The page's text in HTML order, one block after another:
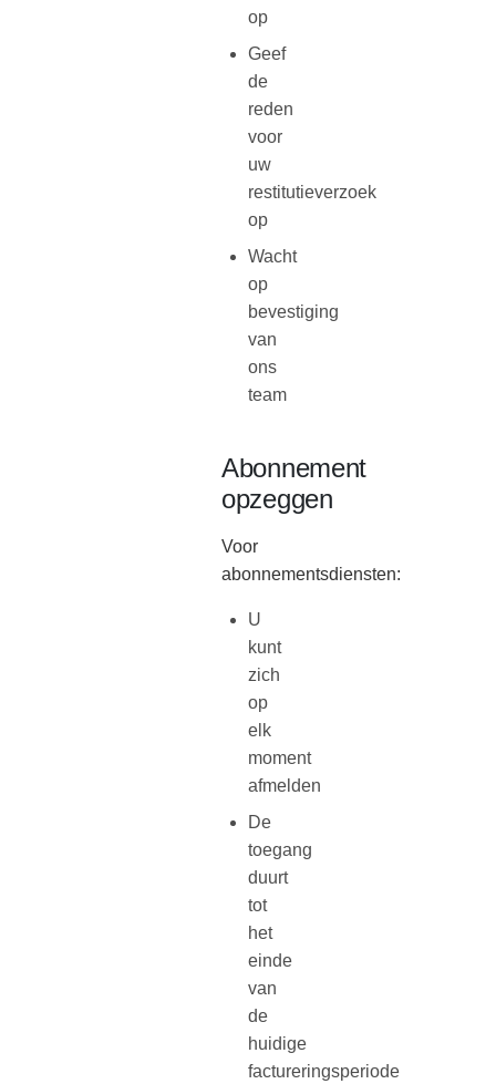
op
Geef
de
reden
voor
uw
restitutieverzoek
op
Wacht
op
bevestiging
van
ons
team
Abonnement
opzeggen
Voor
abonnementsdiensten:
U
kunt
zich
op
elk
moment
afmelden
De
toegang
duurt
tot
het
einde
van
de
huidige
factureringsperiode